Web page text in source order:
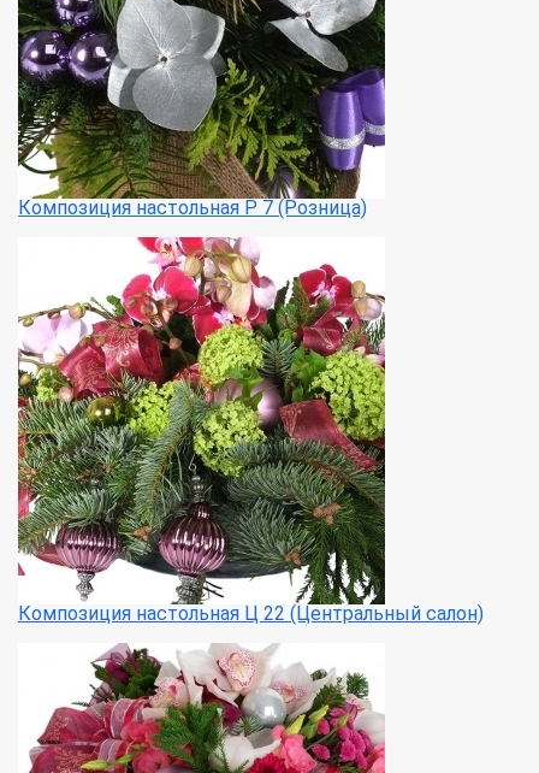
Композиция настольная Р 7 (Розница)
Композиция настольная Ц 22 (Центральный салон)